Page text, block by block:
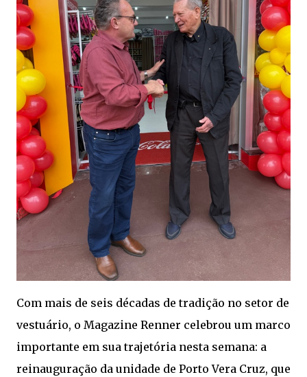
Com mais de seis décadas de tradição no setor de
vestuário, o Magazine Renner celebrou um marco
importante em sua trajetória nesta semana: a
reinauguração da unidade de Porto Vera Cruz, que